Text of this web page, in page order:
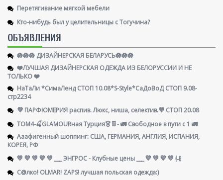
Перетягивание мягкой мебели
Кто-нибудь был у целительницы с Тогучина?
ОБЪЯВЛЕНИЯ
🪷🪷🪷 ДИЗАЙНЕРСКАЯ БЕЛАРУСЬ🪷🪷🪷
❤️ЛУЧШАЯ ДИЗАЙНЕРСКАЯ ОДЕЖДА ИЗ БЕЛОРУССИИ И НЕ
ТОЛЬКО ❤️
НаТаЛи *СимаЛенд СТОП 10.08*S-Style*СаДоВоД СТОП 9.08-
стр2234
💜 ПАРФЮМЕРИЯ распив. Люкс, ниша, селектив.💜 СТОП 20.08
ТОМ4-🍒GLAMOURная Турция👗👖- 🚛 Свободное в пути с 1 🚛
Ааафигенный шоппинг: США, ГЕРМАНИЯ, АНГЛИЯ, ИСПАНИЯ,
КОРЕЯ, РФ
💛 💚 💛 💚 💛 ___ ЭНГРОС - Клубные цены ___ 💚 💛 💚 💛 ㈏
С@лко! OLMAR! ZAPS! лучшая польская одежда:)